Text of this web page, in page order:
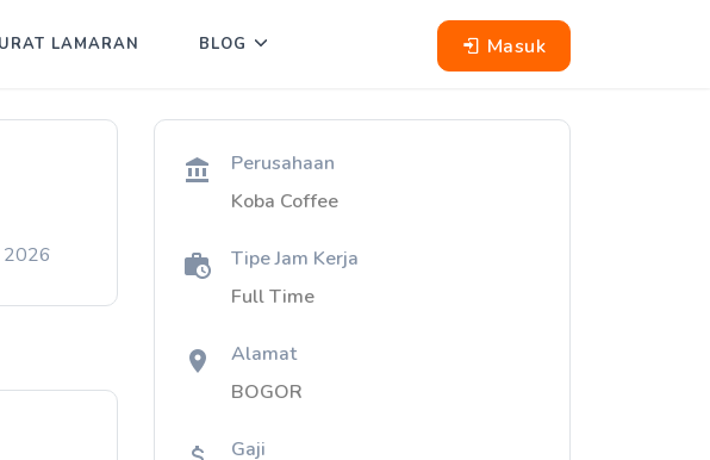
Masuk
LAMARAN BLOG
2026
Perusahaan
Koba Coffee
Tipe Jam Kerja
Full Time
Alamat
BOGOR
Gaji